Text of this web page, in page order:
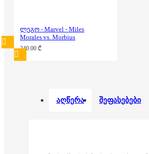
ლეგო - Marvel - Miles
Morales vs. Morbius
240.00 ₾
აღწერა შეფასებები